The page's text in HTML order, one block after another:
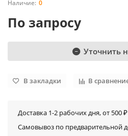
0
По запросу
Уточнить
В закладки В
Доставка 1-2 рабочих дня, от 500 ₽
Самовывоз по предварительной